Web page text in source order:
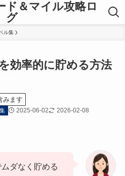
ド＆マイル攻略ロ
グ
ル集
効率的に貯める方法
みます
2025-06-02 2026-02-08
ダなく貯める